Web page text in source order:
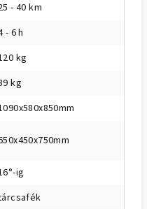
- 40 km
- 6 h
kg
kg
ig